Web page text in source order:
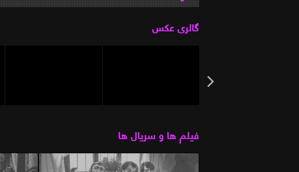
گالری عکس
فیلم ها و سریال ها